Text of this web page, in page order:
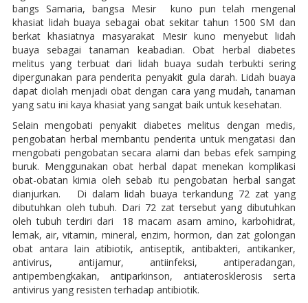
bangs Samaria, bangsa Mesir kuno pun telah mengenal
khasiat lidah buaya sebagai obat sekitar tahun 1500 SM dan
berkat khasiatnya masyarakat Mesir kuno menyebut lidah
buaya sebagai tanaman keabadian. Obat herbal diabetes
melitus yang terbuat dari lidah buaya sudah terbukti sering
dipergunakan para penderita penyakit gula darah. Lidah buaya
dapat diolah menjadi obat dengan cara yang mudah, tanaman
yang satu ini kaya khasiat yang sangat baik untuk kesehatan.
Selain mengobati penyakit diabetes melitus dengan medis,
pengobatan herbal membantu penderita untuk mengatasi dan
mengobati pengobatan secara alami dan bebas efek samping
buruk. Menggunakan obat herbal dapat menekan komplikasi
obat-obatan kimia oleh sebab itu pengobatan herbal sangat
dianjurkan. Di dalam lidah buaya terkandung 72 zat yang
dibutuhkan oleh tubuh. Dari 72 zat tersebut yang dibutuhkan
oleh tubuh terdiri dari 18 macam asam amino, karbohidrat,
lemak, air, vitamin, mineral, enzim, hormon, dan zat golongan
obat antara lain atibiotik, antiseptik, antibakteri, antikanker,
antivirus, antijamur, antiinfeksi, antiperadangan,
antipembengkakan, antiparkinson, antiaterosklerosis serta
antivirus yang resisten terhadap antibiotik.